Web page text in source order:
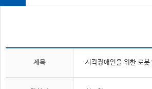
제목 시각장애인을 위한 로봇